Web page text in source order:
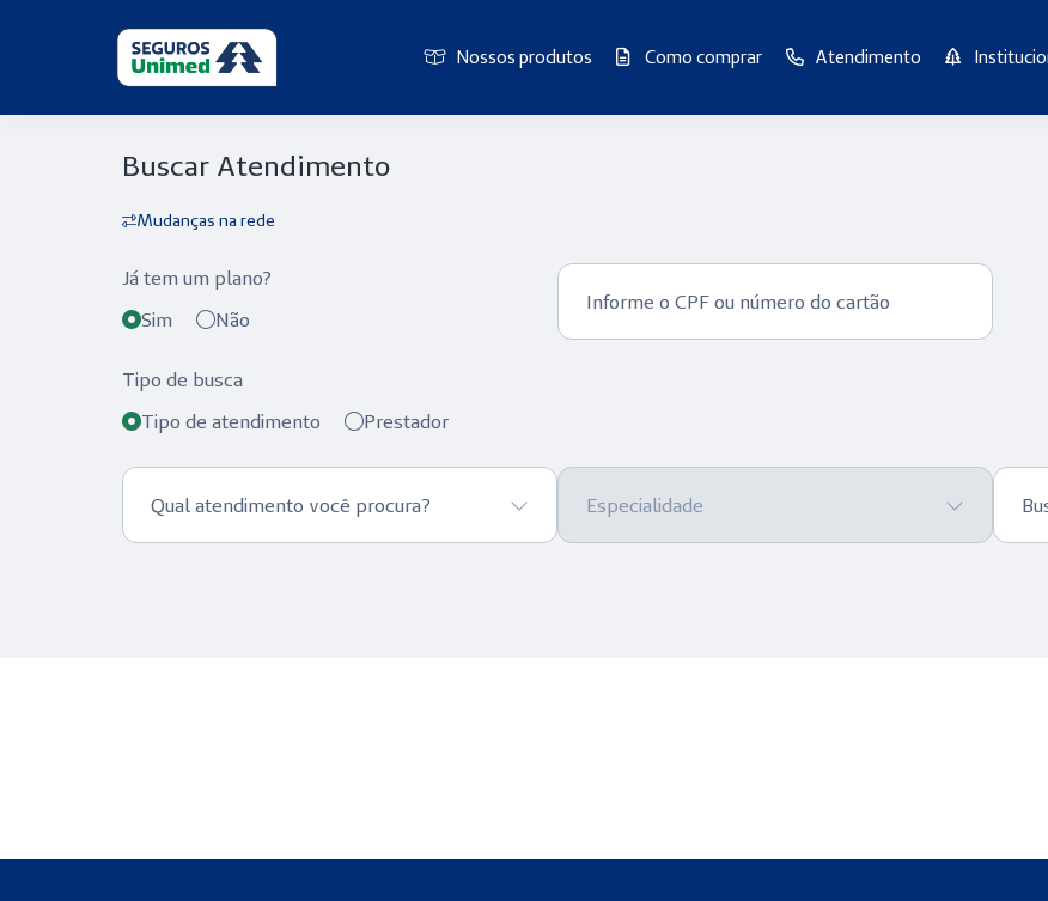
Nossos produtos Como comprar Atendimento
Atendimento
Buscar Atendimento
Mudanças na rede
Já tem um plano?
Sim
Não
Informe o CPF ou número do cartão
Tipo de busca
Tipo de atendimento
Prestador
Qual atendimento você procura? Especialidade